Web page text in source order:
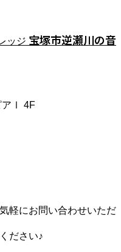
宝塚市逆瀬川の音
アⅠ 4F
軽にお問い合わせいただ
ださい♪